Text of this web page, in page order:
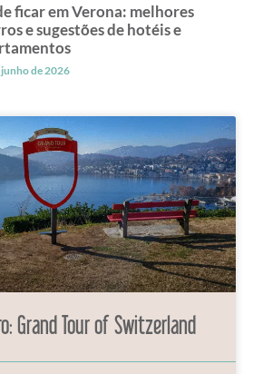
ficar em Verona: melhores
e sugestões de hotéis e
junho de 2026
Grand Tour of Switzerland